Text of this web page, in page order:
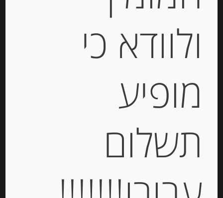
מאדראס
₪
32.00
יחידות
ולוודא כי
מופיע
תשלום